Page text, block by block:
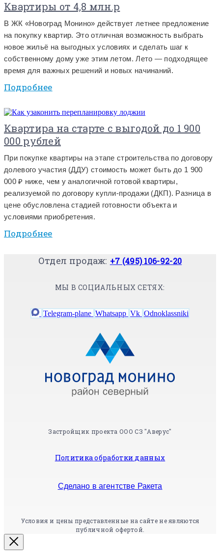
Квартиры от 4,8 млн.р
В ЖК «Новоград Монино» действует летнее предложение
на покупку квартир. Это отличная возможность выбрать
новое жильё на выгодных условиях и сделать шаг к
собственному дому уже этим летом. Лето — подходящее
время для важных решений и новых начинаний.
Подробнее
Квартира на старте с выгодой до 1 900
000 рублей
При покупке квартиры на этапе строительства по договору
долевого участия (ДДУ) стоимость может быть до 1 900
000 ₽ ниже, чем у аналогичной готовой квартиры,
реализуемой по договору купли-продажи (ДКП). Разница в
цене обусловлена стадией готовности объекта и
условиями приобретения.
Подробнее
Отдел продаж: +7 (495) 106-92-20
МЫ В СОЦИАЛЬНЫХ СЕТЯХ:
Telegram-plane Whatsapp Vk Odnoklassniki
Застройщик проекта ООО СЗ "Аверус"
Политика обработки данных
Сделано в агентстве Ракета
Условия и цены представленные на сайте не являются
публичной офертой.